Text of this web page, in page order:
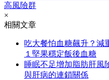
高風險群
×
相關文章
吃大餐怕血糖飆升？減
１堅果穩定飯後血糖
睡眠不足增加脂肪肝風
與肝病的連鎖關係